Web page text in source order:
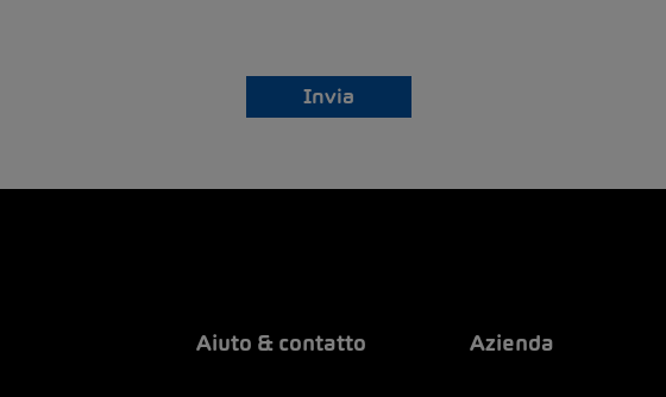
Invia
Aiuto & contatto Azienda